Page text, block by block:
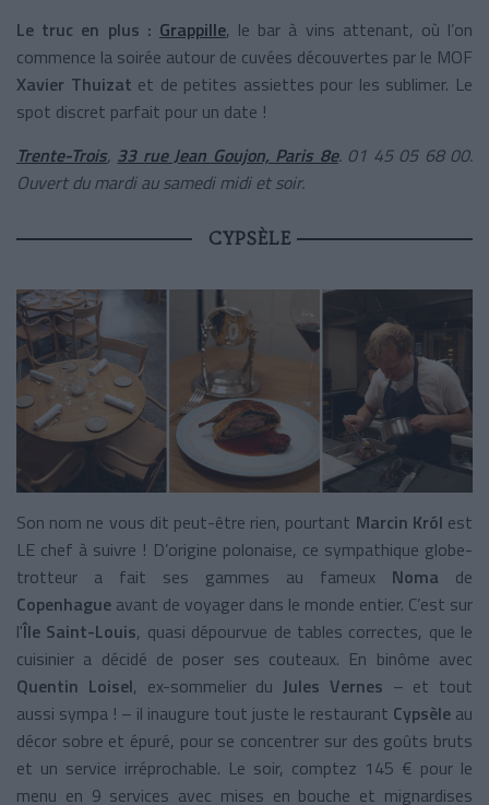
Le truc en plus : Grappille, le bar à vins attenant, où l’on
commence la soirée autour de cuvées découvertes par le MOF
Xavier Thuizat et de petites assiettes pour les sublimer. Le
spot discret parfait pour un date !
Trente-Trois, 33 rue Jean Goujon, Paris 8e. 01 45 05 68 00.
Ouvert du mardi au samedi midi et soir.
CYPSÈLE
Son nom ne vous dit peut-être rien, pourtant Marcin Król est
LE chef à suivre ! D’origine polonaise, ce sympathique globe-
trotteur a fait ses gammes au fameux Noma de
Copenhague avant de voyager dans le monde entier. C’est sur
l'Île Saint-Louis, quasi dépourvue de tables correctes, que le
cuisinier a décidé de poser ses couteaux. En binôme avec
Quentin Loisel, ex-sommelier du Jules Vernes – et tout
aussi sympa ! – il inaugure tout juste le restaurant Cypsèle au
décor sobre et épuré, pour se concentrer sur des goûts bruts
et un service irréprochable. Le soir, comptez 145 € pour le
menu en 9 services avec mises en bouche et mignardises